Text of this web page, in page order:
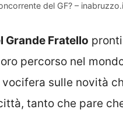
del GF? –
Fratello
percorso nel
sulle novità
tanto che pare